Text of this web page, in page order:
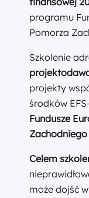
programu
Pomorza
Szkolenie
projekty
środków
Fundusze
Zachodniego
Celem
może dojść